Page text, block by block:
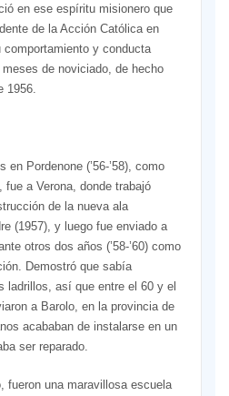
en ese espíritu misionero que
de la Acción Católica en
comportamiento y conducta
de noviciado, de hecho
1956.
Pordenone (’56-’58), como
fue a Verona, donde trabajó
de la nueva ala
(1957), y luego fue enviado a
otros dos años (’58-’60) como
Demostró que sabía
ladrillos, así que entre el 60 y el
a Barolo, en la provincia de
acababan de instalarse en un
ser reparado.
fueron una maravillosa escuela